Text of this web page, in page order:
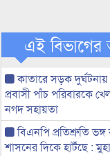
এই
কাতারে সড়ক দুর্ঘটনায়
প্রবাসী পাঁচ পরিবারকে
নগদ সহায়তা
বিএনপি প্রতিশ্রুতি ভঙ্গ
শাসনের দিকে হাটঁছে :